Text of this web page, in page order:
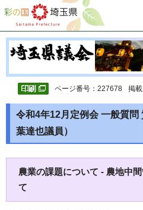
彩の国 埼玉県
ページ番号：227678 掲
令和4年12月定例会 一般質問
葉達也議員）
農業の課題について - 農地中
て